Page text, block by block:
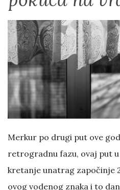
Merkur po drugi put ove
retrogradnu fazu, ovaj put u
kretanje unatrag započinje
ovog vodenog znaka i to